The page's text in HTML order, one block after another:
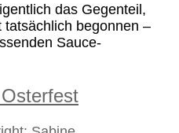
das Gegenteil,
begonnen –
Sauce-